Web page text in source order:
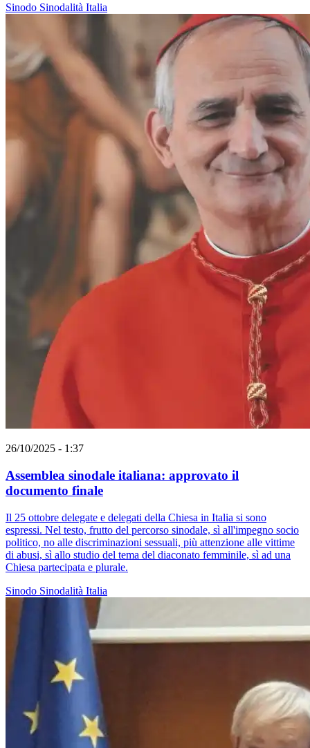
Sinodo Sinodalità Italia
26/10/2025 - 1:37
Assemblea sinodale italiana: approvato il
documento finale
Il 25 ottobre delegate e delegati della Chiesa in Italia si sono
espressi. Nel testo, frutto del percorso sinodale, sì all'impegno socio
politico, no alle discriminazioni sessuali, più attenzione alle vittime
di abusi, sì allo studio del tema del diaconato femminile, sì ad una
Chiesa partecipata e plurale.
Sinodo Sinodalità Italia